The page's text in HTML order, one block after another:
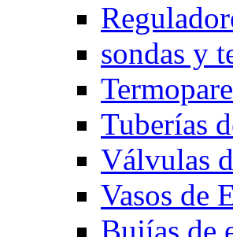
sondas y
Tuberías
Válvulas
Vasos de